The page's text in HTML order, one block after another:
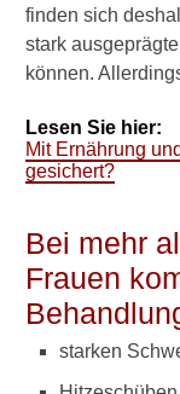
finden sich
stark
können.
Lesen Sie hier:
Mit Ernährung
gesichert?
Bei mehr
Frauen
starken
W
i
e
s
s
e
n
i
c